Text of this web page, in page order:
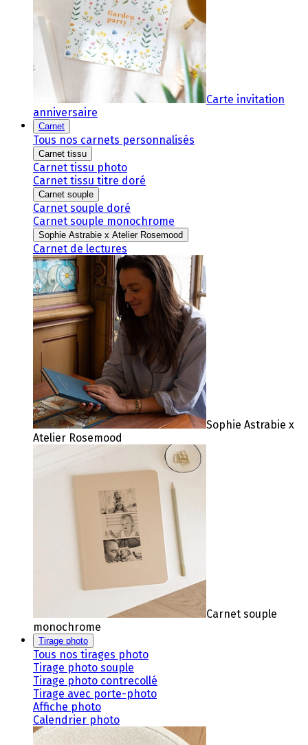
Carte invitation
anniversaire
Carnet
Tous nos carnets personnalisés
Carnet tissu
Carnet tissu photo
Carnet tissu titre doré
Carnet souple
Carnet souple doré
Carnet souple monochrome
Sophie Astrabie x Atelier Rosemood
Carnet de lectures
Sophie Astrabie x
Atelier Rosemood
Carnet souple
monochrome
Tirage photo
Tous nos tirages photo
Tirage photo souple
Tirage photo contrecollé
Tirage avec porte-photo
Affiche photo
Calendrier photo